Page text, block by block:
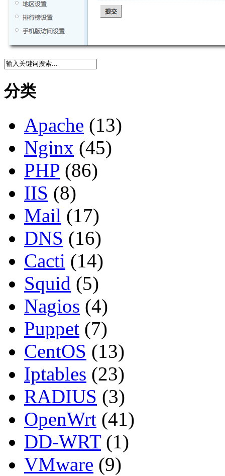
分类
Apache (13)
Nginx (45)
PHP (86)
IIS (8)
Mail (17)
DNS (16)
Cacti (14)
Squid (5)
Nagios (4)
Puppet (7)
CentOS (13)
Iptables (23)
RADIUS (3)
OpenWrt (41)
DD-WRT(1)
VMware (9)